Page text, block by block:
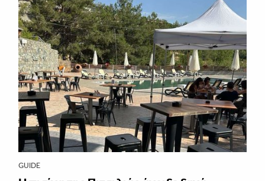
GUIDE